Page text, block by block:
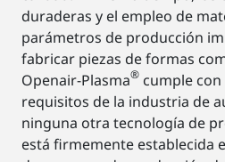
duraderas y el empleo de
parámetros de producción
fabricar piezas de formas
Openair-Plasma® cumple
requisitos de la industria de
ninguna otra tecnología de
está firmemente establecida